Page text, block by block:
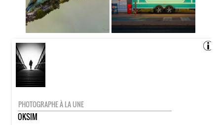
PHOTOGRAPHE À LA UNE
OKSIM